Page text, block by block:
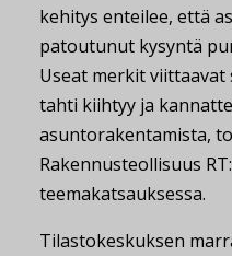
kehitys enteilee, että
patoutunut kysyntä
Useat merkit
tahti kiihtyy ja
asuntorakentamista,
Rakennusteollisuus
teemakatsauksessa.
Tilastokeskuksen